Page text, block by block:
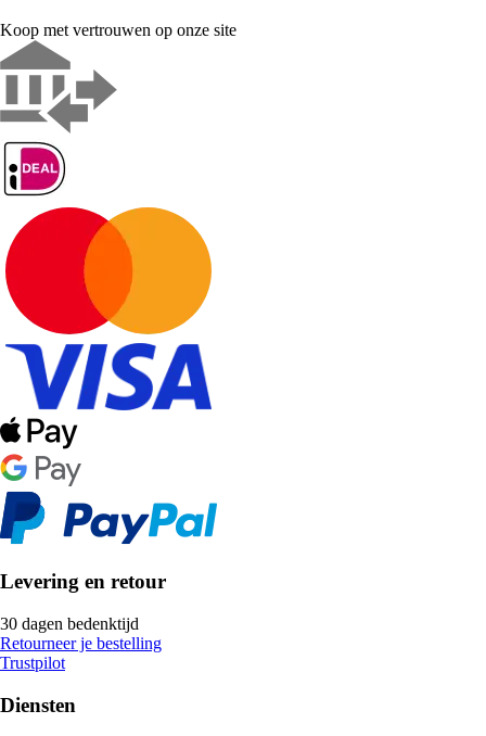
Koop met vertrouwen op onze site
Levering en retour
30 dagen bedenktijd
Retourneer je bestelling
Trustpilot
Diensten